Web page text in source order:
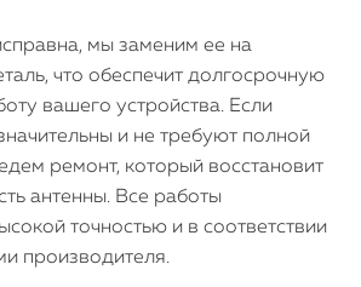
мы заменим ее на
что обеспечит долгосрочную
вашего устройства. Если
и не требуют полной
ремонт, который восстановит
антенны. Все работы
точностью и в соответствии
производителя.